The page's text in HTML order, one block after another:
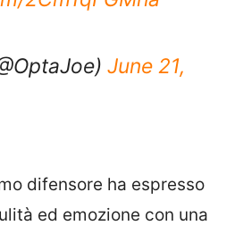
June 21,
difensore ha espresso
ed emozione con una